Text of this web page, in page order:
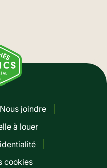
Nous joindre
à louer
cookies